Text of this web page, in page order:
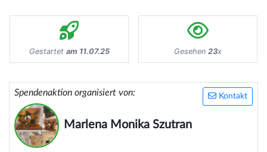
Gestartet am 11.07.25 Gesehen 23x
Kontakt
Spendenaktion organisiert von:
Marlena Monika Szutran